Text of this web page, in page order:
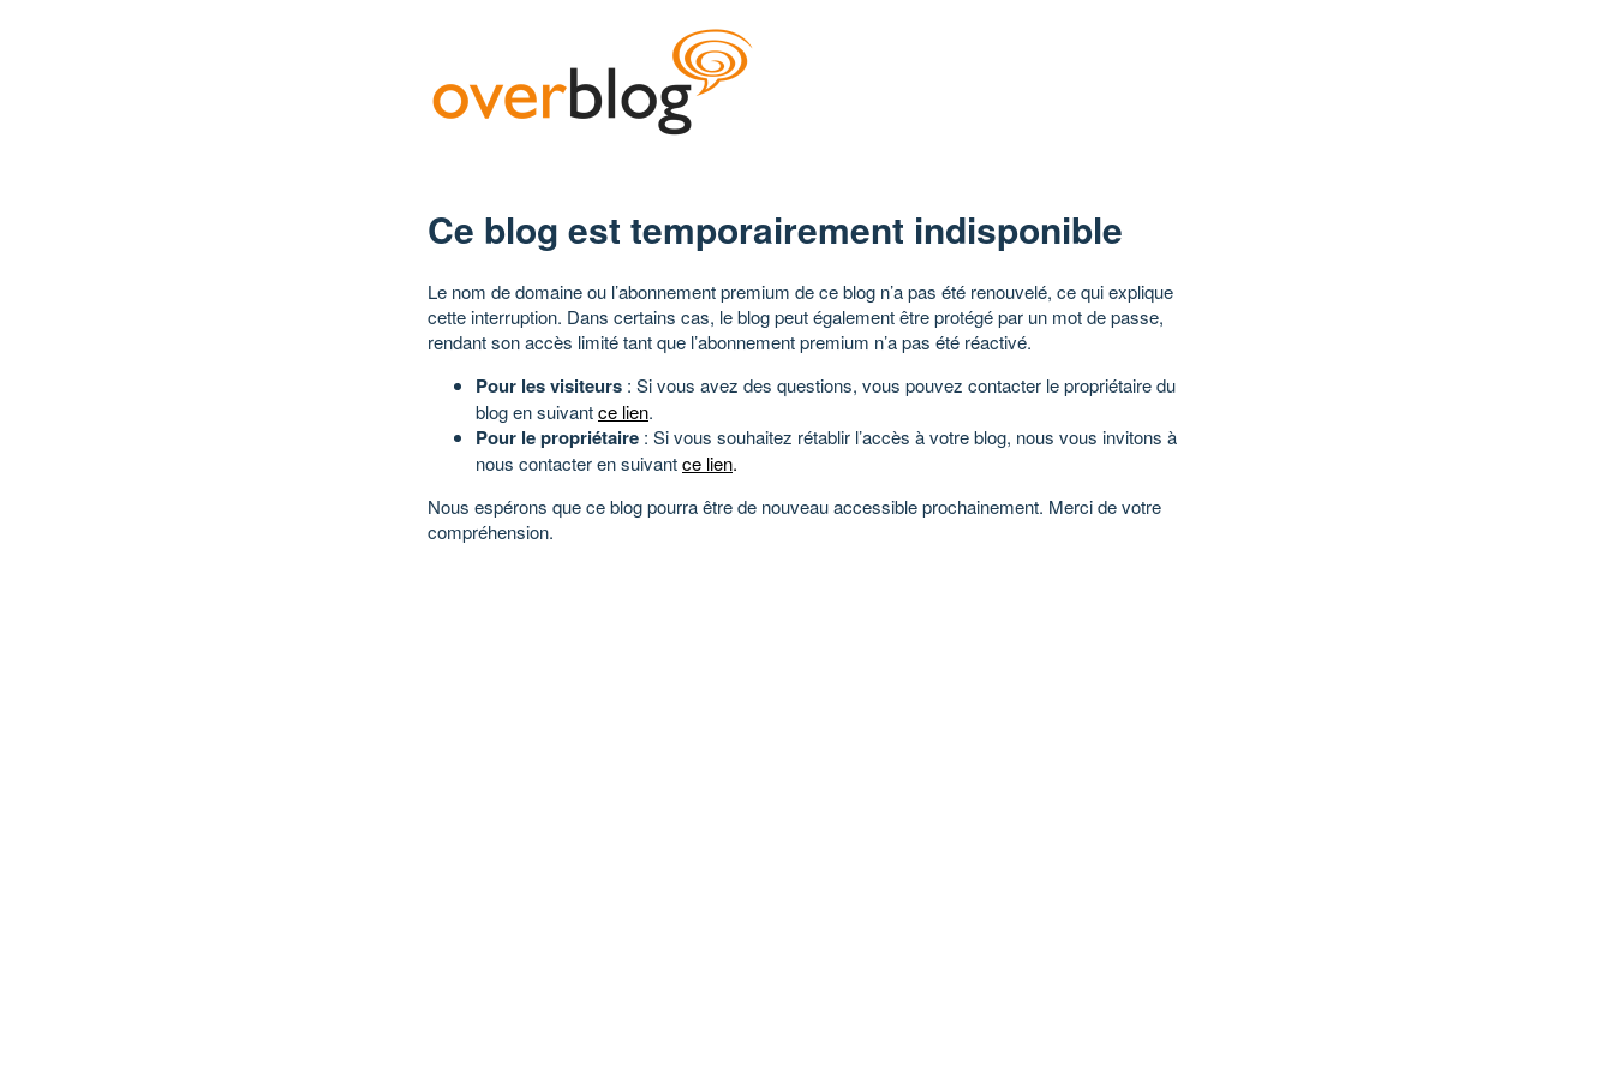
Ce blog est temporairement indisponible
Le nom de domaine ou l’abonnement premium de ce blog n’a pas été renouvelé, ce qui explique
cette interruption. Dans certains cas, le blog peut également être protégé par un mot de passe,
rendant son accès limité tant que l’abonnement premium n’a pas été réactivé.
Pour les visiteurs : Si vous avez des questions, vous pouvez contacter le propriétaire du
blog en suivantce lien.
Pour le propriétaire : Si vous souhaitez rétablir l’accès à votre blog, nous vous invitons à
nous contacter en suivantce lien.
Nous espérons que ce blog pourra être de nouveau accessible prochainement. Merci de votre
compréhension.